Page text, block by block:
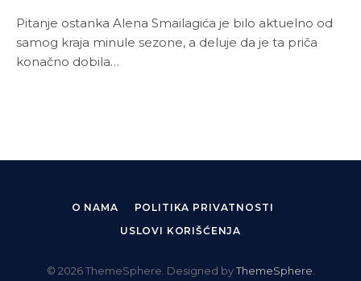
Pitanje ostanka Alena Smailagića je bilo aktuelno od
samog kraja minule sezone, a deluje da je ta priča
konačno dobila…
O NAMA
POLITIKA PRIVATNOSTI
USLOVI KORIŠĆENJA
© 2026 ThemeSphere. Designed byThemeSphere